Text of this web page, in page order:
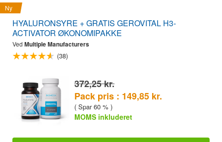
Ny
HYALURONSYRE + GRATIS GEROVITAL H3-
ACTIVATOR ØKONOMIPAKKE
Ved Multiple Manufacturers
(38)
372,25 kr.
Pack pris : 149,85 kr.
( Spar 60 % )
MOMS inkluderet